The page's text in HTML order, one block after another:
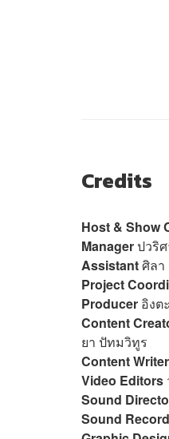
Credits
Host & Show
Managerปวริ
Assistantศิลา
Project
Producer อิงต
Content
ยา ปัทมวิทูร
Content Writer
Video Editors
Sound
Sound